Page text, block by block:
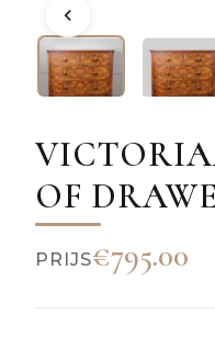
OF
PRIJS€795.00